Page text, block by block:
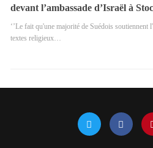
devant l’ambassade d’Israël à
‘’Le fait qu'une majorité de Suédois
textes religieux…